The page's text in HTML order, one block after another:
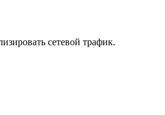
сетевой трафик.